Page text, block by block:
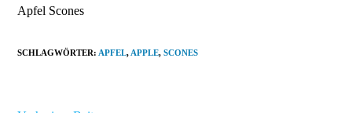
Apfel Scones
SCHLAGWÖRTER: APFEL, APPLE, SCONES